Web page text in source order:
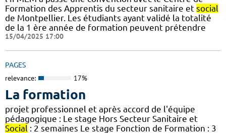
Formation des Apprentis du secteur sanitaire et social
de Montpellier. Les étudiants ayant validé la totalité
de la 1 ère année de formation peuvent prétendre
15/04/2025 17:00
PAGES
relevance: 17%
La formation
projet professionnel et après accord de l'équipe
pédagogique : Le stage Hors Secteur Sanitaire et
Social : 2 semaines Le stage Fonction de Formation : 3